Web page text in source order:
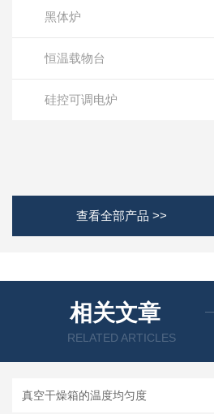
黑体炉
恒温载物台
硅控可调电炉
查看全部产品 >>
相关文章
RELATED ARTICLES
真空干燥箱的温度均匀度